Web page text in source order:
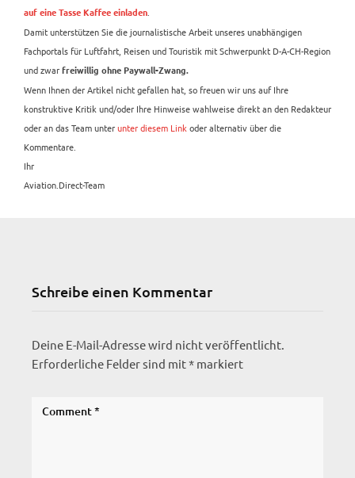
auf eine Tasse Kaffee einladen.
Damit unterstützen Sie die journalistische Arbeit unseres unabhängigen
Fachportals für Luftfahrt, Reisen und Touristik mit Schwerpunkt D-A-CH-Region
und zwar freiwillig ohne Paywall-Zwang.
Wenn Ihnen der Artikel nicht gefallen hat, so freuen wir uns auf Ihre
konstruktive Kritik und/oder Ihre Hinweise wahlweise direkt an den Redakteur
oder an das Team unterunter diesem Linkoder alternativ über die
Kommentare.
Ihr
Aviation.Direct-Team
Schreibe einen Kommentar
Deine E-Mail-Adresse wird nicht veröffentlicht.
Erforderliche Felder sind mit* markiert